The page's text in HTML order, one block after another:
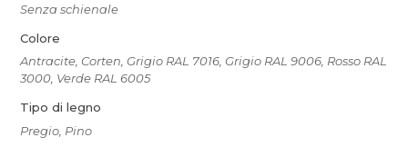
Senza schienale
Colore
Antracite, Corten, Grigio RAL 7016, Grigio RAL 9006, Rosso RAL
3000, Verde RAL 6005
Tipo di legno
Pregio, Pino